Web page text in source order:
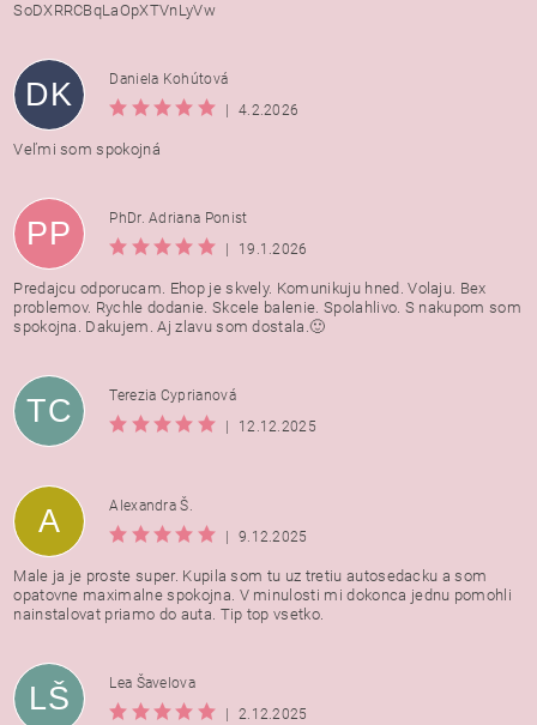
SoDXRRCBqLaOpXTVnLyVw
DK
Daniela Kohútová
4.2.2026
Veľmi som spokojná
PP
PhDr. Adriana Ponist
19.1.2026
Predajcu odporucam. Ehop je skvely. Komunikuju hned. Volaju. Bex
problemov. Rychle dodanie. Skcele balenie. Spolahlivo. S nakupom som
spokojna. Dakujem. Aj zlavu som dostala.🙂
TC
Terezia Cyprianová
12.12.2025
A
Alexandra Š.
9.12.2025
Male ja je proste super. Kupila som tu uz tretiu autosedacku a som
opatovne maximalne spokojna. V minulosti mi dokonca jednu pomohli
nainstalovat priamo do auta. Tip top vsetko.
LŠ
Lea Šavelova
2.12.2025